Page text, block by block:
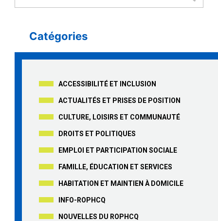
Catégories
ACCESSIBILITÉ ET INCLUSION
ACTUALITÉS ET PRISES DE POSITION
CULTURE, LOISIRS ET COMMUNAUTÉ
DROITS ET POLITIQUES
EMPLOI ET PARTICIPATION SOCIALE
FAMILLE, ÉDUCATION ET SERVICES
HABITATION ET MAINTIEN À DOMICILE
INFO-ROPHCQ
NOUVELLES DU ROPHCQ